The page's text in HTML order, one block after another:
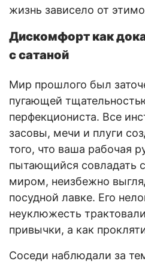
жизнь зависело от
Дискомфорт как
с сатаной
Мир прошлого был
пугающей
перфекциониста. Все
засовы, мечи и плуги
того, что ваша рабочая
пытающийся совладать
миром, неизбежно
посудной лавке. Его
неуклюжесть
привычки, а как
Соседи наблюдали за